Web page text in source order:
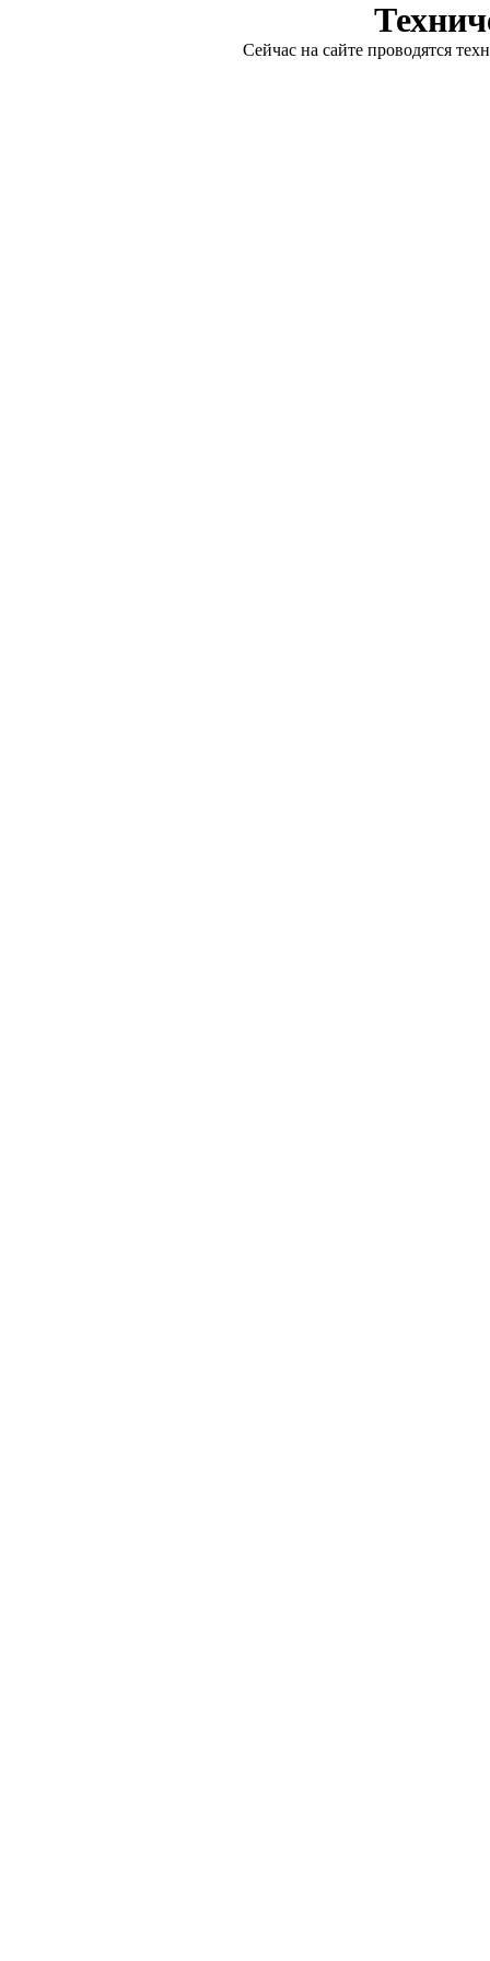
Сейчас на сайте проводятся